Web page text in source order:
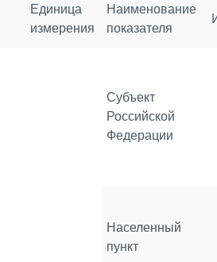
Единица
измерения
Наименование
показателя
Субъект
Российской
Федерации
Населенный
пункт